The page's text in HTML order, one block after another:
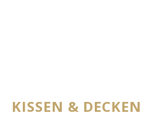
KISSEN & DECKEN